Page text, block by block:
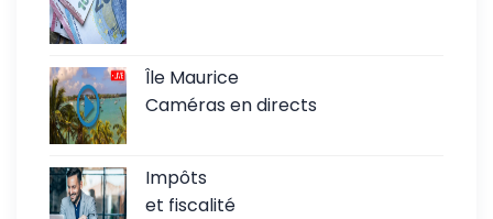
Île Maurice
Caméras en directs
Impôts
et fiscalité